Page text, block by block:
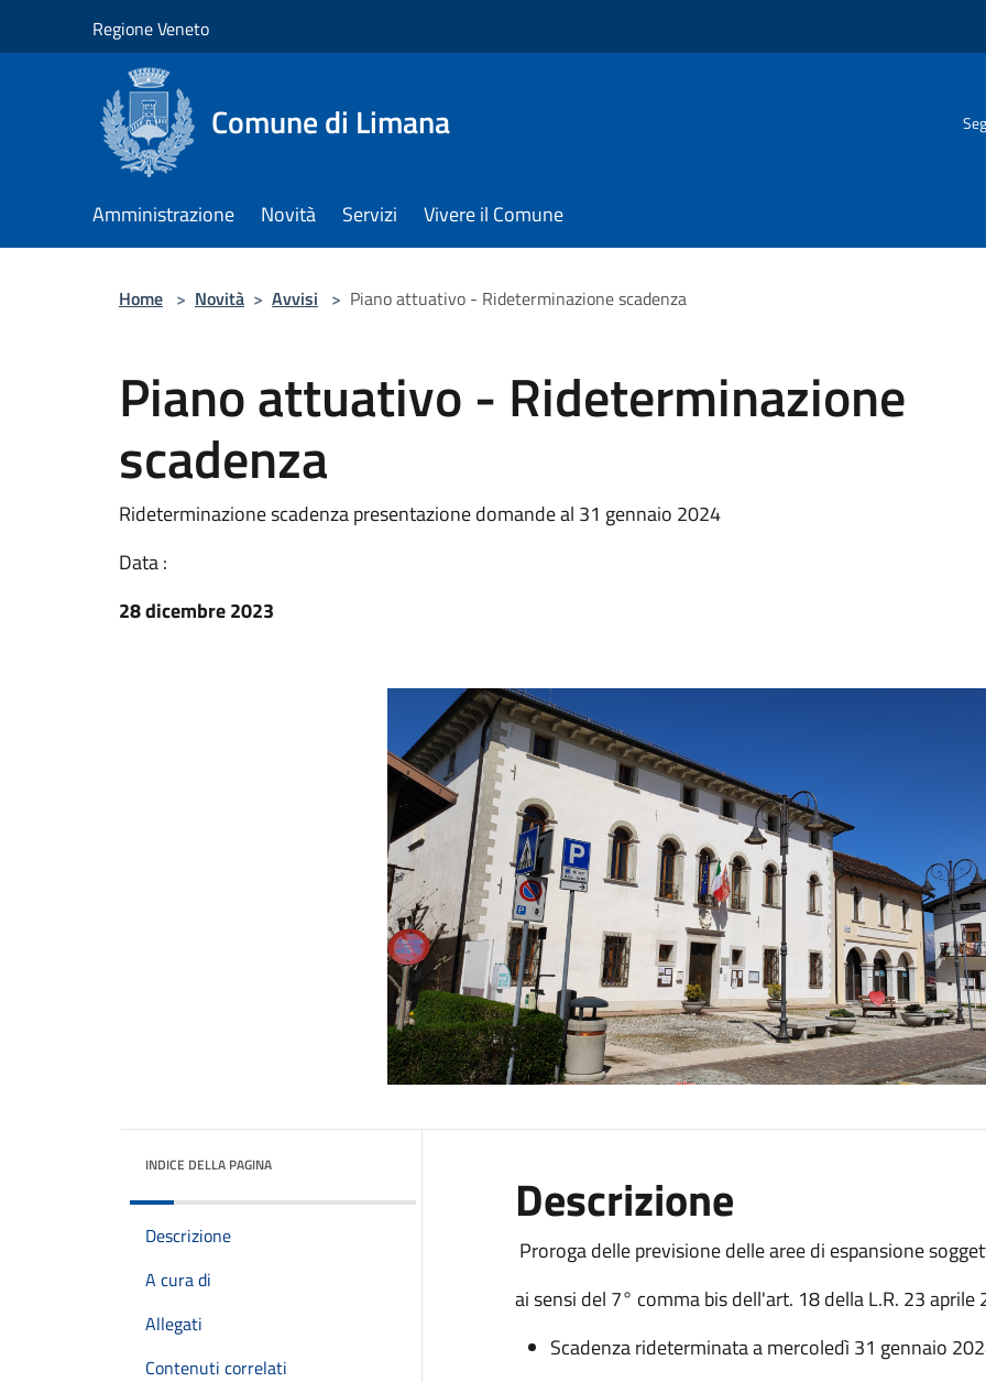
Regione Veneto
Comune di Limana
Amministrazione Novità Servizi Vivere il Comune
Home > Novità > Avvisi > Piano attuativo - Rideterminazione scadenza
Piano attuativo - Rideterminazione
scadenza
Rideterminazione scadenza presentazione domande al 31 gennaio 2024
Data :
28 dicembre 2023
INDICE DELLA PAGINA
Descrizione
A cura di
Allegati
Contenuti correlati
Descrizione
Proroga delle previsione delle aree di espansione
ai sensi del 7° comma bis dell'art. 18 della L.R. 23 aprile
Scadenza rideterminata a mercoledì 31 gennaio